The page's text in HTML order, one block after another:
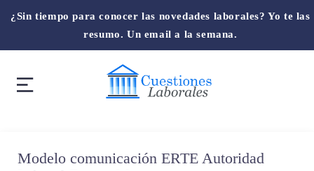
¿Sin tiempo para conocer las novedades laborales? Yo te las
resumo. Un email a la semana.
Modelo comunicación ERTE Autoridad